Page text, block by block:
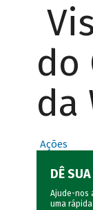
do
da
Ações
DÊ
Ajude-nos
uma rápida